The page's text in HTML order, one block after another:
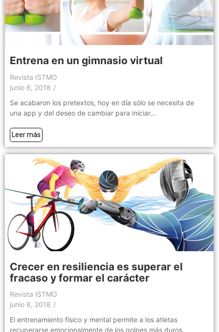
Entrena en un gimnasio virtual
Revista ISTMO
junio 6, 2018 /
Se acabaron los pretextos, hoy en día sólo se necesita de
una app y del deseo de cambiar para iniciar...
Leer más
Crecer en resiliencia es superar el
fracaso y formar el carácter
Revista ISTMO
junio 6, 2018 /
El entrenamiento físico y mental permite a los atletas
recuperarse emocionalmente de los golpes más duros,